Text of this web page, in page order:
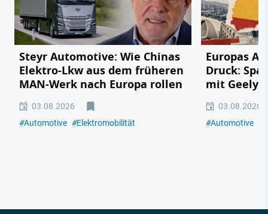
Steyr Automotive: Wie Chinas
Elektro-Lkw aus dem früheren
MAN-Werk nach Europa rollen
03.08.2026
#Automotive #Elektromobilität
Europas
Druck:
mit Geely,
03.08.2026
#Automotive